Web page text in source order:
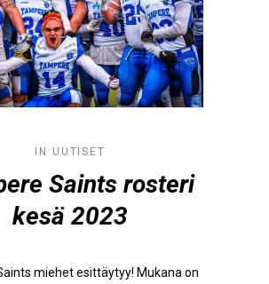
IN UUTISET
Saints rosteri
kesä 2023
miehet esittäytyy! Mukana on